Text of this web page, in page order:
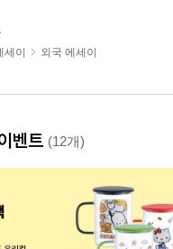
세이 외국 에세이
벤트 (12개)